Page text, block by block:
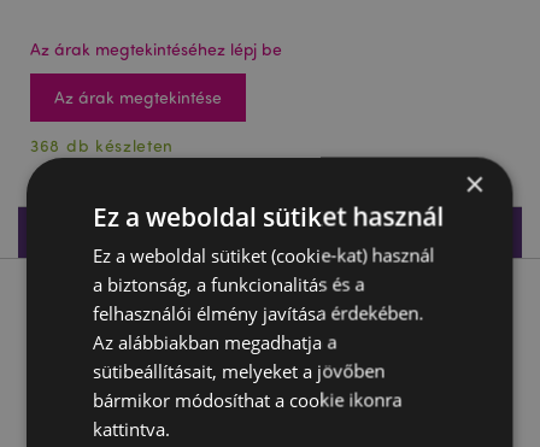
Az árak megtekintéséhez lépj be
Az árak megtekintése
368 db készleten
Termékleírás
Termékleírás
Bögre - Teknős Füllel
Anyaga:Dolomiti Kerámia
Élelmiszerekkel közvetlenül érintkeztethető anyag:
×
Ez a weboldal sütiket használ
Ez a weboldal sütiket (cookie-kat) használ
a biztonság, a funkcionalitás és a
felhasználói élmény javítása érdekében.
Az alábbiakban megadhatja a
sütibeállításait, melyeket a jövőben
bármikor módosíthat a cookie ikonra
kattintva.